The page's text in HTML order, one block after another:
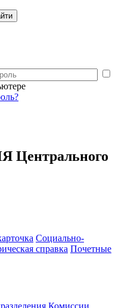
Социально-
справка Почетные
Комиссии